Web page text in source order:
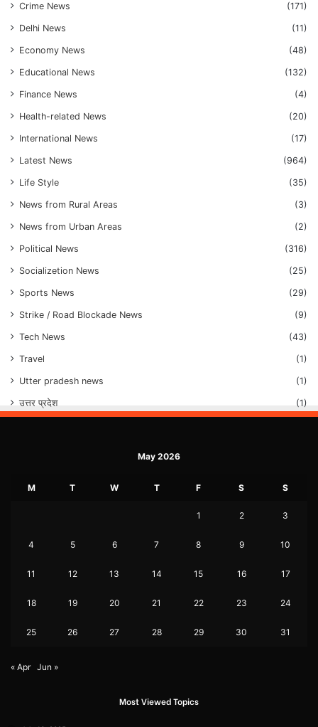
Crime News (171)
Delhi News (11)
Economy News (48)
Educational News (132)
Finance News (4)
Health-related News (20)
International News (17)
Latest News (964)
Life Style (35)
News from Rural Areas (3)
News from Urban Areas (2)
Political News (316)
Socializetion News (25)
Sports News (29)
Strike / Road Blockade News (9)
Tech News (43)
Travel (1)
Utter pradesh news (1)
उत्तर प्रदेश (1)
May 2026
M T W T F S S
1 2 3
4 5 6 7 8 9 10
11 12 13 14 15 16 17
18 19 20 21 22 23 24
25 26 27 28 29 30 31
« Apr Jun »
Most Viewed Topics